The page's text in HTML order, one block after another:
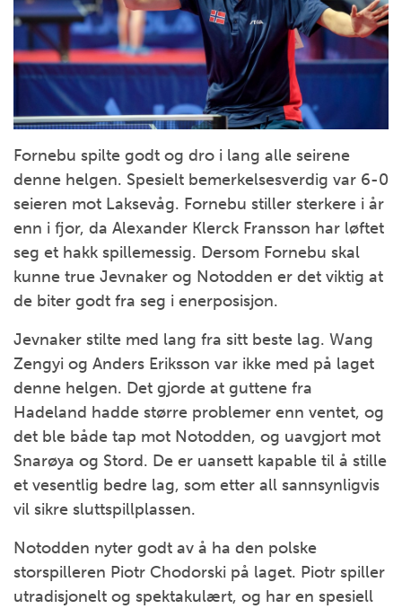
Fornebu spilte godt og dro i lang alle seirene
denne helgen. Spesielt bemerkelsesverdig var 6-0
seieren mot Laksevåg. Fornebu stiller sterkere i år
enn i fjor, da Alexander Klerck Fransson har løftet
seg et hakk spillemessig. Dersom Fornebu skal
kunne true Jevnaker og Notodden er det viktig at
de biter godt fra seg i enerposisjon.
Jevnaker stilte med lang fra sitt beste lag. Wang
Zengyi og Anders Eriksson var ikke med på laget
denne helgen. Det gjorde at guttene fra
Hadeland hadde større problemer enn ventet, og
det ble både tap mot Notodden, og uavgjort mot
Snarøya og Stord. De er uansett kapable til å stille
et vesentlig bedre lag, som etter all sannsynligvis
vil sikre sluttspillplassen.
Notodden nyter godt av å ha den polske
storspilleren Piotr Chodorski på laget. Piotr spiller
utradisjonelt og spektakulært, og har en spesiell